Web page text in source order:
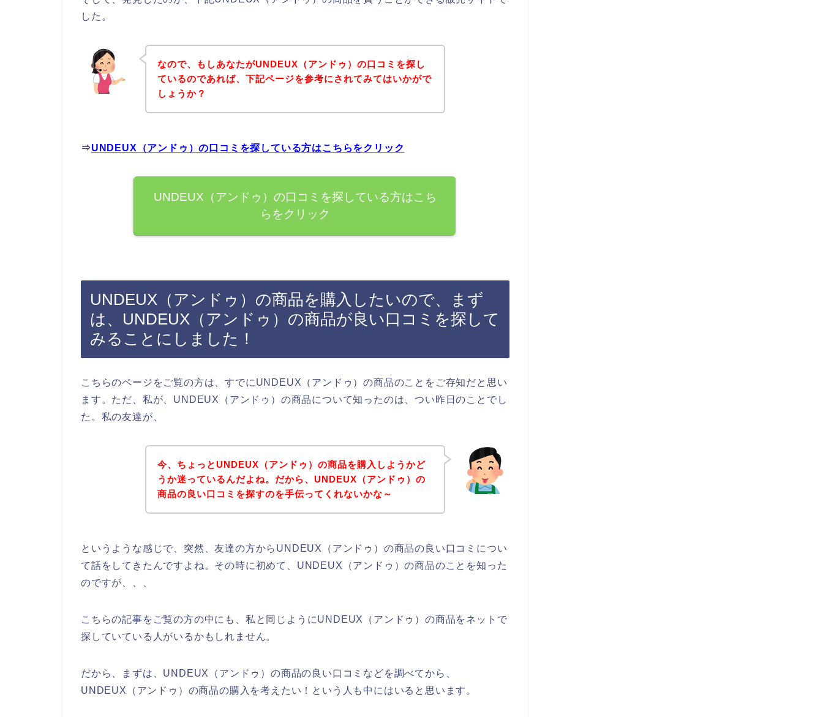
した。
なので、もしあなたがUNDEUX（アンドゥ）の口コミを探し
ているのであれば、下記ページを参考にされてみてはいかがで
しょうか？
⇒UNDEUX（アンドゥ）の口コミを探している方はこちらをクリック
UNDEUX（アンドゥ）の口コミを探している方はこち
らをクリック
UNDEUX（アンドゥ）の商品を購入したいので、まず
は、UNDEUX（アンドゥ）の商品が良い口コミを探して
みることにしました！
こちらのページをご覧の方は、すでにUNDEUX（アンドゥ）の商品のことをご存知だと思い
ます。ただ、私が、UNDEUX（アンドゥ）の商品について知ったのは、つい昨日のことでし
た。私の友達が、
今、ちょっとUNDEUX（アンドゥ）の商品を購入しようかど
うか迷っているんだよね。だから、UNDEUX（アンドゥ）の
商品の良い口コミを探すのを手伝ってくれないかな～
というような感じで、突然、友達の方からUNDEUX（アンドゥ）の商品の良い口コミについ
て話をしてきたんですよね。その時に初めて、UNDEUX（アンドゥ）の商品のことを知った
のですが、、、
こちらの記事をご覧の方の中にも、私と同じようにUNDEUX（アンドゥ）の商品をネットで
探していている人がいるかもしれません。
だから、まずは、UNDEUX（アンドゥ）の商品の良い口コミなどを調べてから、
UNDEUX（アンドゥ）の商品の購入を考えたい！という人も中にはいると思います。